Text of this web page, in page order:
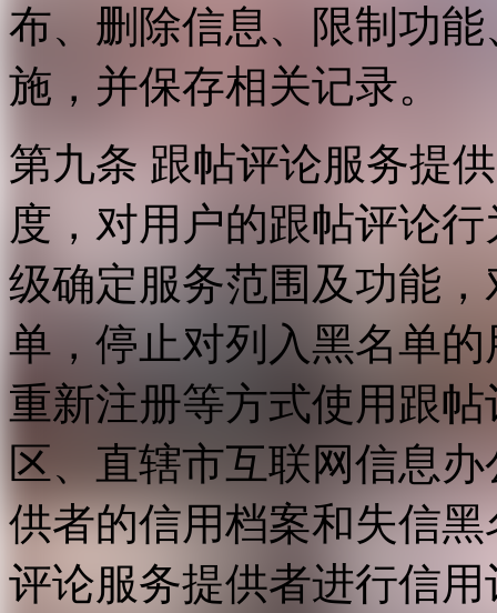
布、删除信息、限制功
施，并保存相关记录。
第九条 跟帖评论服务提
度，对用户的跟帖评论
级确定服务范围及功能
单，停止对列入黑名单
重新注册等方式使用跟
区、直辖市互联网信息
供者的信用档案和失信
评论服务提供者进行信用